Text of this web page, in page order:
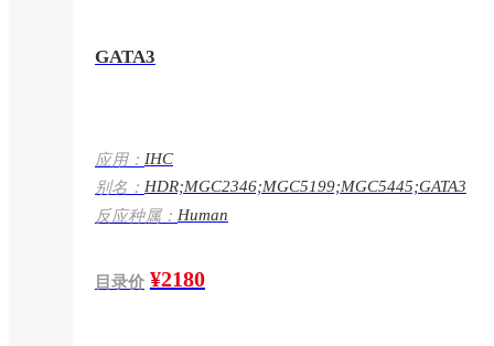
GATA3
应用： IHC
别名： HDR;MGC2346;MGC5199;MGC5445;GATA3
反应种属： Human
目录价 ¥2180